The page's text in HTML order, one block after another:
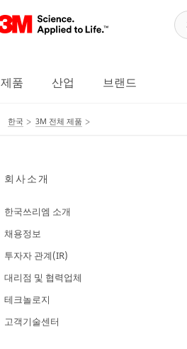
제품 산업 브랜드
한국 3M 전체 제품
회사소개
한국쓰리엠 소개
채용정보
투자자 관계(IR)
대리점 및 협력업체
테크놀로지
고객기술센터